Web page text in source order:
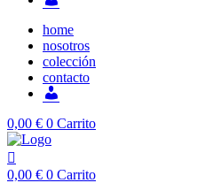
home
nosotros
colección
contacto
0,00 € 0 Carrito
0,00 € 0 Carrito